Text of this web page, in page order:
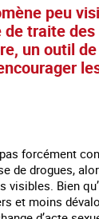
peu
traite
un outil
forcément
de drogues,
Bien
et moins